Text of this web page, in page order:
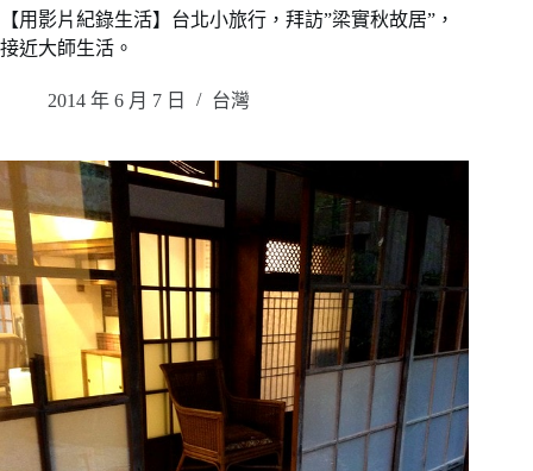
【用影片紀錄生活】台北小旅行，拜訪”梁實秋故居”，
接近大師生活。
2014 年 6 月 7 日 台灣